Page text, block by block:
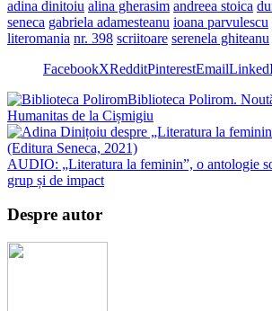
adina dinitoiu alina gherasim andreea stoica
seneca gabriela adamesteanu ioana parvulescu
literomania nr. 398 scriitoare serenela ghiteanu
FacebookXRedditPinterestEmail
Biblioteca Polirom.
Humanitas de la Cișmigiu
AUDIO: „Literatura la feminin”, o antologie
grup și de impact
Despre autor